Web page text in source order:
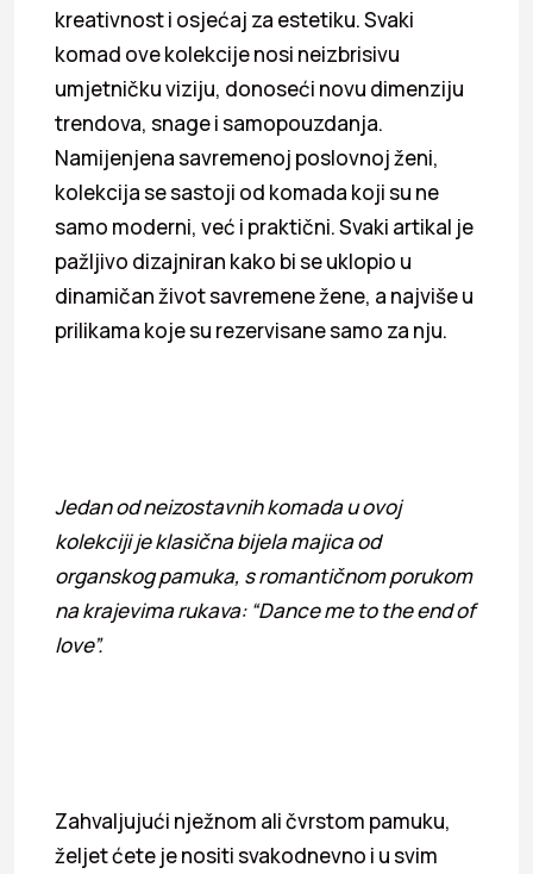
kreativnost i osjećaj za estetiku. Svaki
komad ove kolekcije nosi neizbrisivu
umjetničku viziju, donoseći novu dimenziju
trendova, snage i samopouzdanja.
Namijenjena savremenoj poslovnoj ženi,
kolekcija se sastoji od komada koji su ne
samo moderni, već i praktični. Svaki artikal je
pažljivo dizajniran kako bi se uklopio u
dinamičan život savremene žene, a najviše u
prilikama koje su rezervisane samo za nju.
Jedan od neizostavnih komada u ovoj
kolekciji je klasična bijela majica od
organskog pamuka, s romantičnom porukom
na krajevima rukava: “Dance me to the end of
love”.
Zahvaljujući nježnom ali čvrstom pamuku,
željet ćete je nositi svakodnevno i u svim